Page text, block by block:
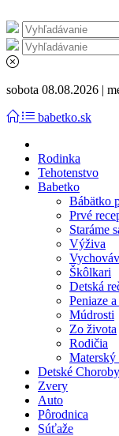
sobota 08.08.2026 |
babetko.sk
Rodinka
Tehotenstvo
Babetko
Bábätko
Prvé
Staráme
Výživa
Škôlkari
Detská
Peniaze
Múdrosti
Zo života
Rodičia
Materský
Detské Choroby
Zvery
Auto
Pôrodnica
Súťaže